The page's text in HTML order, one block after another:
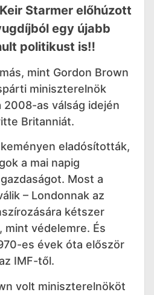
Starmer előhúzott
egy újabb
politikust is‼️
mint Gordon Brown
miniszterelnök
2008-as válság idején
Britanniát.
eladósították,
a mai napig
Most a
– Londonnak az
kétszer
mint védelemre. És
es évek óta először
IMF-től.
volt miniszterelnököt